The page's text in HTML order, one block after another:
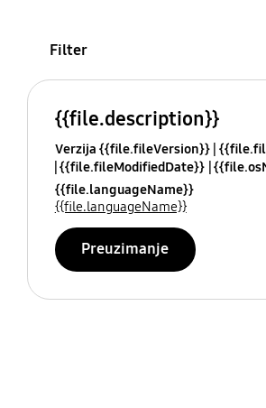
Filter
{{file.description}}
Verzija {{file.fileVersion}}
{{file.fileModifiedDate}}
{{file.languageName}}
{{file.languageName}}
Preuzimanje